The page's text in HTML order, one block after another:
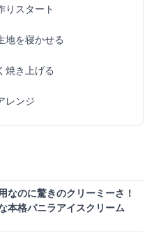
りスタート
地を寝かせる
焼き上げる
レンジ
なのに驚きのクリーミーさ！
本格バニラアイスクリーム